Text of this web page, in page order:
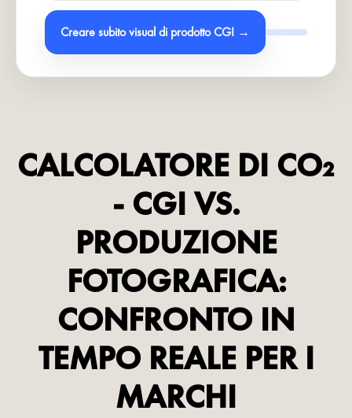
Creare subito visual di prodotto CGI →
CALCOLATORE DI CO₂
- CGI VS.
PRODUZIONE
FOTOGRAFICA:
CONFRONTO IN
TEMPO REALE PER I
MARCHI